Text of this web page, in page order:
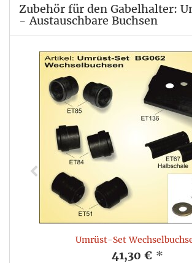
Zubehör für den Gabelhalter:
- Austauschbare Buchsen
Umrüst-Set
41,30 € *